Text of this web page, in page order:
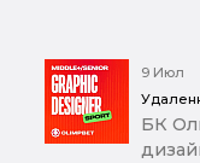
9 Июл
БК